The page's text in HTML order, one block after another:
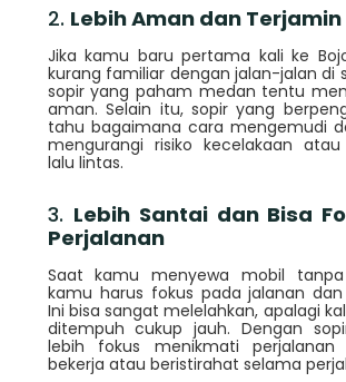
2. Lebih Aman dan Terjamin
Jika kamu baru pertama kali ke
kurang familiar dengan jalan-jalan di
sopir yang paham medan tentu
aman. Selain itu, sopir yang
tahu bagaimana cara mengemudi
mengurangi risiko kecelakaan atau
lalu lintas.
3. Lebih Santai dan Bisa
Perjalanan
Saat kamu menyewa mobil
kamu harus fokus pada jalanan
Ini bisa sangat melelahkan, apalagi
ditempuh cukup jauh. Dengan
lebih fokus menikmati perjalanan
bekerja atau beristirahat selama